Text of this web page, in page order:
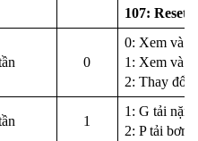
107: Reset
0
0: Xem và
1: Xem và
2: Thay đổi
1
1: G tải nặng
2: P tải bơm